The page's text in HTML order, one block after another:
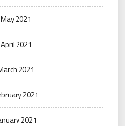
May 2021
April 2021
2021
2021
2021